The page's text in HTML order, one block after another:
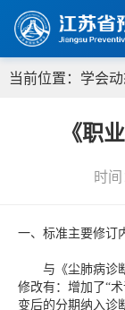
当前位置： 学会
《职
时间
一、标准主要修订
与《尘肺病诊断
修改有：增加了“
变后的分期纳入诊